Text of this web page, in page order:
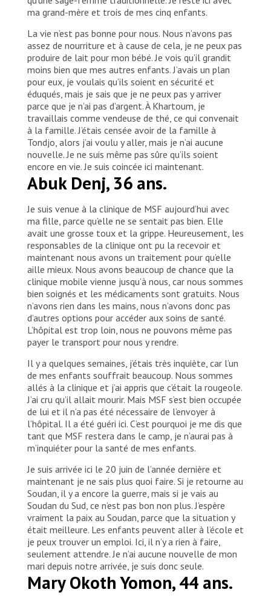
ma grand-mère et trois de mes cinq enfants.
La vie n’est pas bonne pour nous. Nous n’avons pas
assez de nourriture et à cause de cela, je ne peux pas
produire de lait pour mon bébé. Je vois qu’il grandit
moins bien que mes autres enfants. J’avais un plan
pour eux, je voulais qu’ils soient en sécurité et
éduqués, mais je sais que je ne peux pas y arriver
parce que je n’ai pas d’argent. À Khartoum, je
travaillais comme vendeuse de thé, ce qui convenait
à la famille. J’étais censée avoir de la famille à
Tondjo, alors j’ai voulu y aller, mais je n’ai aucune
nouvelle. Je ne suis même pas sûre qu’ils soient
encore en vie. Je suis coincée ici maintenant.
Abuk Denj, 36 ans.
Je suis venue à la clinique de MSF aujourd’hui avec
ma fille, parce qu’elle ne se sentait pas bien. Elle
avait une grosse toux et la grippe. Heureusement, les
responsables de la clinique ont pu la recevoir et
maintenant nous avons un traitement pour qu’elle
aille mieux. Nous avons beaucoup de chance que la
clinique mobile vienne jusqu’à nous, car nous sommes
bien soignés et les médicaments sont gratuits. Nous
n’avons rien dans les mains, nous n’avons donc pas
d’autres options pour accéder aux soins de santé.
L’hôpital est trop loin, nous ne pouvons même pas
payer le transport pour nous y rendre.
Il y a quelques semaines, j’étais très inquiète, car l’un
de mes enfants souffrait beaucoup. Nous sommes
allés à la clinique et j’ai appris que c’était la rougeole.
J’ai cru qu’il allait mourir. Mais MSF s’est bien occupée
de lui et il n’a pas été nécessaire de l’envoyer à
l’hôpital. Il a été guéri ici. C’est pourquoi je me dis que
tant que MSF restera dans le camp, je n’aurai pas à
m’inquiéter pour la santé de mes enfants.
Je suis arrivée ici le 20 juin de l’année dernière et
maintenant je ne sais plus quoi faire. Si je retourne au
Soudan, il y a encore la guerre, mais si je vais au
Soudan du Sud, ce n’est pas bon non plus. J’espère
vraiment la paix au Soudan, parce que la situation y
était meilleure. Les enfants peuvent aller à l’école et
je peux trouver un emploi. Ici, il n’y a rien à faire,
seulement attendre. Je n’ai aucune nouvelle de mon
mari depuis notre arrivée, je suis donc seule.
Mary Okoth Yomon, 44 ans.